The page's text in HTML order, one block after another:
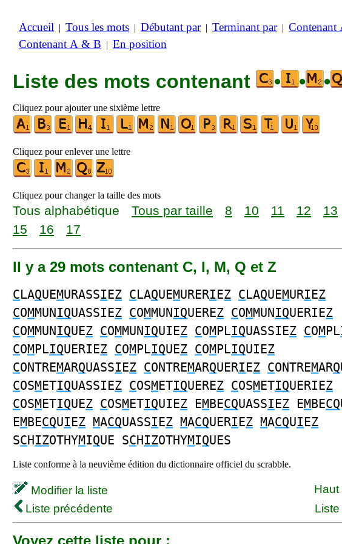
Accueil | Tous les mots | Débutant par| Terminant par| Contenant
Contenant A & B | En position
Liste des mots contenant • • •
Cliquez pour ajouter une sixième lettre
Cliquez pour enlever une lettre
Cliquez pour changer la taille des mots
Tous alphabétique Tous par taille 8 10 11 12 13
15
16 17
Il y a 29 mots contenant C, I, M, Q et Z
CLAQUEMURASSIEZ CLAQUEMURERIEZ CLAQUEMURIEZ
COMMUNIQUASSIEZ COMMUNIQUEREZ COMMUNIQUERIEZ
COMMUNIQUEZ COMMUNIQUIEZ COMPLIQUASSIEZ COMPL
COMPLIQUERIEZ COMPLIQUEZ COMPLIQUIEZ
CONTREMARQUASSIEZ CONTREMARQUERIEZ CONTREMARQ
COSMETIQUASSIEZ COSMETIQUEREZ COSMETIQUERIEZ
COSMETIQUEZ COSMETIQUIEZ EMBECQUASSIEZ EMBECQ
EMBECQUIEZ MACQUASSIEZ MACQUERIEZ MACQUIEZ
SCHIZOTHYMIQUE SCHIZOTHYMIQUES
Liste conforme à la neuvième édition du dictionnaire officiel du scrabble.
Modifier la liste
Haut
Liste précédente
Voyez cette liste pour :